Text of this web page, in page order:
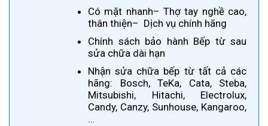
Có mặt nhanh– Thợ tay nghề cao,
thân thiện– Dịch vụ chính hãng
Chính sách bảo hành Bếp từ sau
sửa chữa dài hạn
Nhận sửa chữa bếp từ tất cả các
hãng: Bosch, TeKa, Cata, Steba,
Mitsubishi, Hitachi, Electrolux,
Candy, Canzy, Sunhouse, Kangaroo,
…